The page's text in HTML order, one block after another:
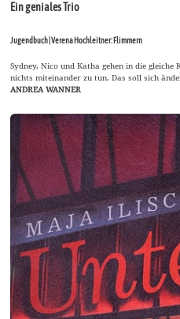
Ein geniales Trio
Jugendbuch | Verena Hochleitner: Flimmern
Sydney, Nico und Katha gehen in die gleiche
nichts miteinander zu tun. Das soll sich
ANDREA WANNER